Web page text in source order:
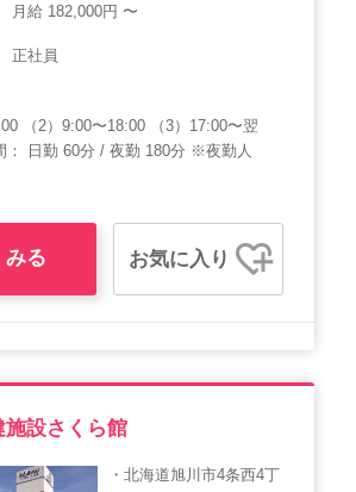
月給 182,000円 〜
正社員
（2）9:00〜18:00 （3）17:00〜翌
日勤 60分 / 夜勤 180分 ※夜勤人
みる お気に入り
施設さくら館
・北海道旭川市4条西4丁